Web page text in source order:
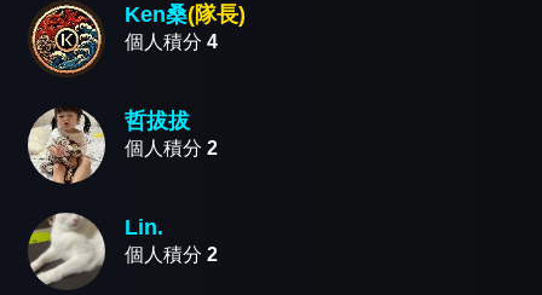
Ken桑(隊長)
個人積分 4
哲拔拔
個人積分 2
Lin.
個人積分 2